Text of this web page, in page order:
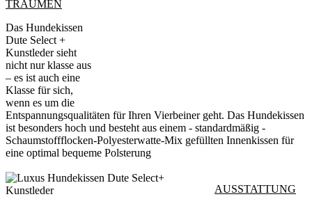
TRÄUMEN
Das Hundekissen
Dute Select +
Kunstleder sieht
nicht nur klasse aus
– es ist auch eine
Klasse für sich,
wenn es um die
Entspannungsqualitäten für Ihren Vierbeiner geht. Das Hundekissen
ist besonders hoch und besteht aus einem - standardmäßig -
Schaumstoffflocken-Polyesterwatte-Mix gefüllten Innenkissen für
eine optimal bequeme Polsterung
AUSSTATTUNG